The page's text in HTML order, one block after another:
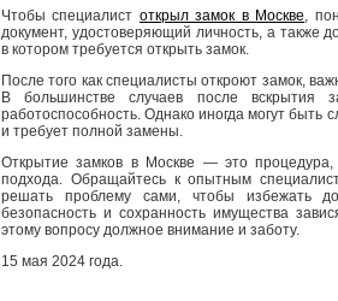
Чтобы специалист открыл замок в Москве,
документ, удостоверяющий личность, а
в котором требуется открыть замок.
После того как специалисты откроют замок,
В большинстве случаев после вскрытия
работоспособность. Однако иногда могут быть
и требует полной замены.
Открытие замков в Москве — это процедура,
подхода. Обращайтесь к опытным
решать проблему сами, чтобы избежать
безопасность и сохранность имущества
этому вопросу должное внимание и заботу.
15 мая 2024 года.